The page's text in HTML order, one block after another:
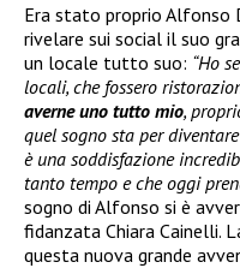
Era stato proprio Alfonso
rivelare sui social il suo
un locale tutto suo: “Ho
locali, che fossero
averne uno tutto mio,
quel sogno sta per
è una soddisfazione
tanto tempo e che oggi
sogno di Alfonso si è
fidanzata Chiara Cainelli.
questa nuova grande